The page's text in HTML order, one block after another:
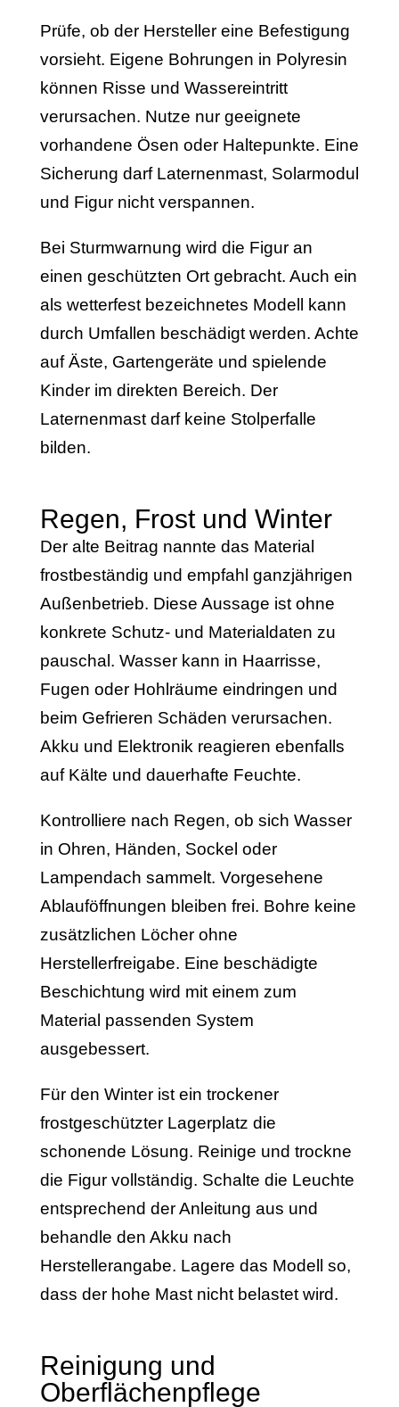
Prüfe, ob der Hersteller eine Befestigung
vorsieht. Eigene Bohrungen in Polyresin
können Risse und Wassereintritt
verursachen. Nutze nur geeignete
vorhandene Ösen oder Haltepunkte. Eine
Sicherung darf Laternenmast, Solarmodul
und Figur nicht verspannen.
Bei Sturmwarnung wird die Figur an
einen geschützten Ort gebracht. Auch ein
als wetterfest bezeichnetes Modell kann
durch Umfallen beschädigt werden. Achte
auf Äste, Gartengeräte und spielende
Kinder im direkten Bereich. Der
Laternenmast darf keine Stolperfalle
bilden.
Regen, Frost und Winter
Der alte Beitrag nannte das Material
frostbeständig und empfahl ganzjährigen
Außenbetrieb. Diese Aussage ist ohne
konkrete Schutz- und Materialdaten zu
pauschal. Wasser kann in Haarrisse,
Fugen oder Hohlräume eindringen und
beim Gefrieren Schäden verursachen.
Akku und Elektronik reagieren ebenfalls
auf Kälte und dauerhafte Feuchte.
Kontrolliere nach Regen, ob sich Wasser
in Ohren, Händen, Sockel oder
Lampendach sammelt. Vorgesehene
Ablauföffnungen bleiben frei. Bohre keine
zusätzlichen Löcher ohne
Herstellerfreigabe. Eine beschädigte
Beschichtung wird mit einem zum
Material passenden System
ausgebessert.
Für den Winter ist ein trockener
frostgeschützter Lagerplatz die
schonende Lösung. Reinige und trockne
die Figur vollständig. Schalte die Leuchte
entsprechend der Anleitung aus und
behandle den Akku nach
Herstellerangabe. Lagere das Modell so,
dass der hohe Mast nicht belastet wird.
Reinigung und
Oberflächenpflege